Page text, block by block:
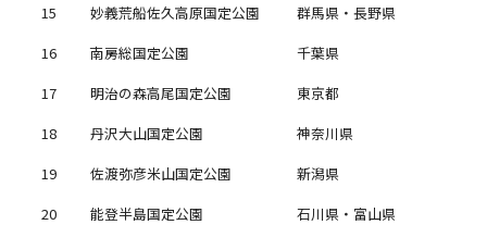
15
妙義荒船佐久高原国定公園
群馬県・長野県
16
南房総国定公園
千葉県
17
明治の森高尾国定公園
東京都
18
丹沢大山国定公園
神奈川県
19
佐渡弥彦米山国定公園
新潟県
20
能登半島国定公園
石川県・富山県